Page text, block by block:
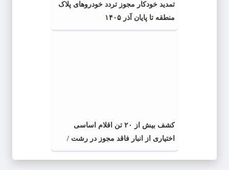
تمدید خودکار مجوز تردد خودروهای پلاک
منطقه تا پایان آذر ۱۴۰۵
کشف بیش از ۲۰ تن اقلام اساسی
اختیاری از انبار فاقد مجوز در رشت /
کشف بیش از ۲ تن اقلام تاریخ مصرف